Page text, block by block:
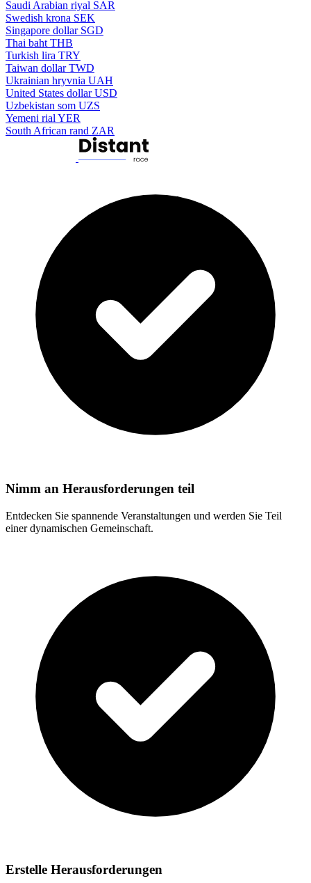
Saudi Arabian riyal SAR
Swedish krona SEK
Singapore dollar SGD
Thai baht THB
Turkish lira TRY
Taiwan dollar TWD
Ukrainian hryvnia UAH
United States dollar USD
Uzbekistan som UZS
Yemeni rial YER
South African rand ZAR
Nimm an Herausforderungen teil
Entdecken Sie spannende Veranstaltungen und werden Sie Teil
einer dynamischen Gemeinschaft.
Erstelle Herausforderungen